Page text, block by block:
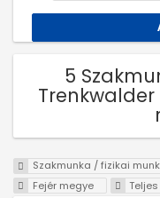
5
Szakmunka / fizikai
Fejér megye